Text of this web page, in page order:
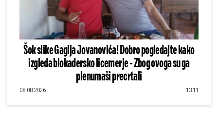
Šok slike Gagija Jovanovića! Dobro pogledajte kako
izgleda blokadersko licemerje - Zbog ovoga su ga
plenumaši precrtali
08.08.2026 13:11